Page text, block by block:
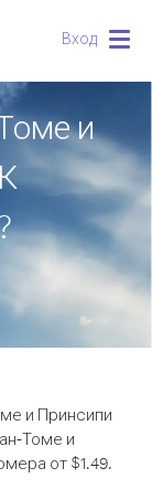
Вход
и
и Принсипи
Томе и
от $1.49.